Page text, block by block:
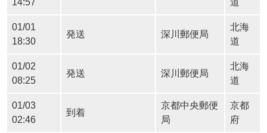
14:57
道
01/01
18:30
発送 深川郵便局
北海
道
01/02
08:25
発送 深川郵便局
北海
道
01/03
02:46
到着
京都中央郵便
局
京都
府